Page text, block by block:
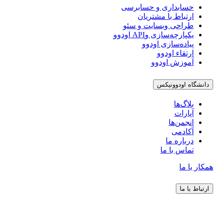
حسابداری و حسابرسی
ارتباط با مشتریان
طراحی وبسایت و سئو
یکپارچه‌سازی وAPI اودوو
پیاده‌سازی اودوو
ارتقاء اودوو
آموزش اودوو
دانشگاه اودوونیکس
بلاگ‌ها
آپارات
انجمن‌ها
آکادمی
درباره ما
تماس با ما
همکار با ما
ارتباط با ما